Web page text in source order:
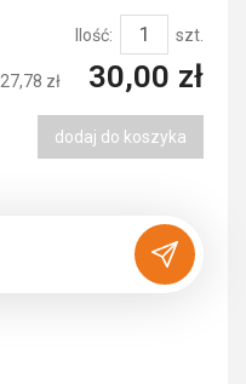
Ilość: szt.
27,78 zł 30,00 zł
dodaj do koszyka